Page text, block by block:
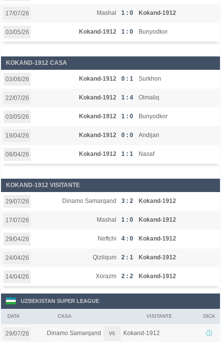
17/07/26 Mashal 1 : 0 Kokand-1912
03/05/26 Kokand-1912 1 : 0 Bunyodkor
KOKAND-1912 CASA
03/08/26 Kokand-1912 0 : 1 Surkhon
22/07/26 Kokand-1912 1 : 4 Olmaliq
03/05/26 Kokand-1912 1 : 0 Bunyodkor
19/04/26 Kokand-1912 0 : 0 Andijan
08/04/26 Kokand-1912 1 : 1 Nasaf
KOKAND-1912 VISITANTE
29/07/26 Dinamo Samarqand 3 : 2 Kokand-1912
17/07/26 Mashal 1 : 0 Kokand-1912
29/04/26 Neftchi 4 : 0 Kokand-1912
24/04/26 Qizilqum 2 : 1 Kokand-1912
14/04/26 Xorazm 2 : 2 Kokand-1912
UZBEKISTAN SUPER LEAGUE
DATA CASA VISITANTE DICA
29/07/26 Dinamo Samarqand vs Kokand-1912